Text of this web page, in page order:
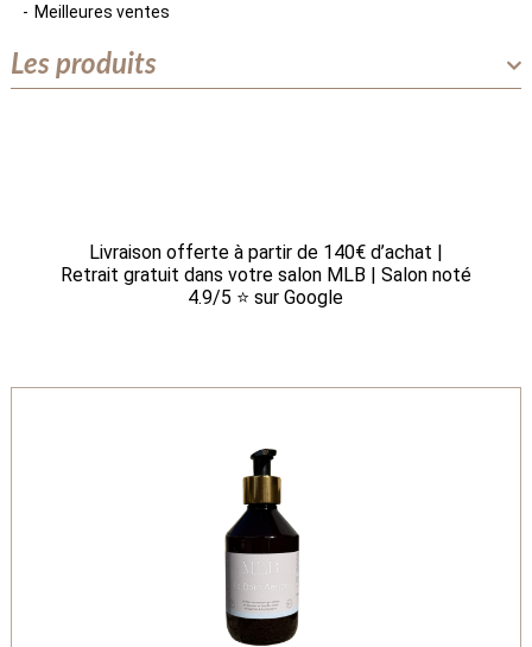
Meilleures ventes
Les produits
Livraison offerte à partir de 140€ d’achat |
Retrait gratuit dans votre salon MLB | Salon noté
4.9/5 ⭐ sur Google